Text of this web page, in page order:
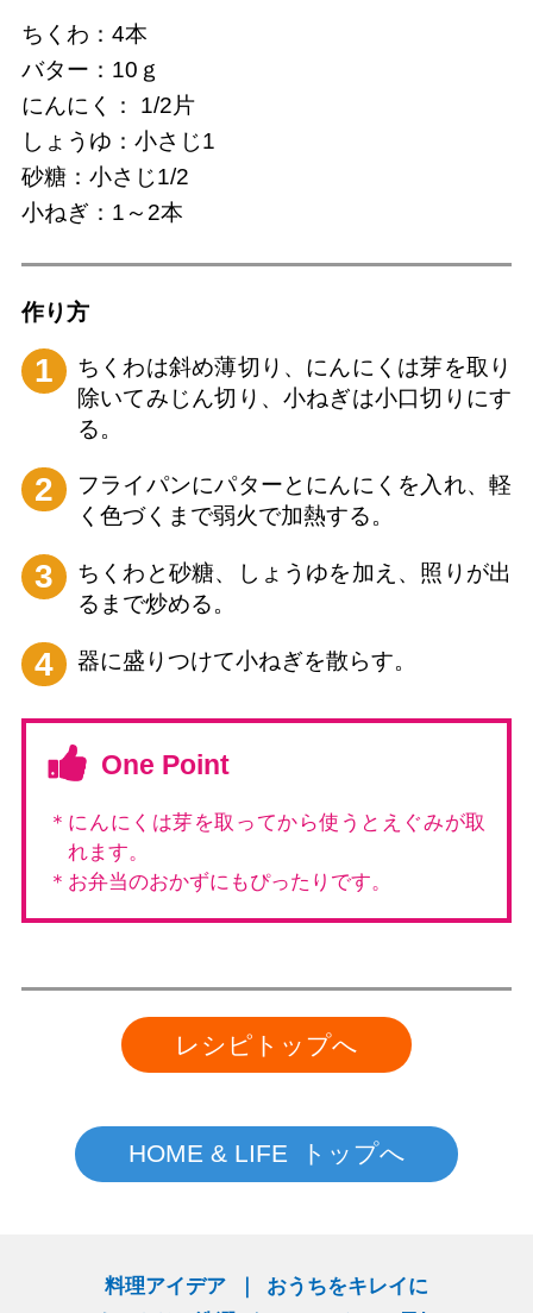
ちくわ：4本
バター：10ｇ
にんにく： 1/2片
しょうゆ：小さじ1
砂糖：小さじ1/2
小ねぎ：1～2本
作り⽅
1
ちくわは斜め薄切り、にんにくは芽を取り
除いてみじん切り、小ねぎは小口切りにす
る。
2
フライパンにパターとにんにくを入れ、軽
く色づくまで弱火で加熱する。
3
ちくわと砂糖、しょうゆを加え、照りが出
るまで炒める。
4 器に盛りつけて小ねぎを散らす。
One Point
＊にんにくは芽を取ってから使うとえぐみが取
れます。
＊お弁当のおかずにもぴったりです。
レシピトップへ
HOME & LIFE トップへ
料理アイデア
おうちをキレイに